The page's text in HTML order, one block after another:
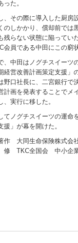
った。
、その際に導入した厨房
のしかかり、償却前では
残らない状態に陥ってい
会員である中田にこの窮
、中田はノグチスイーツ
経営改善計画策定支援」
野口社長に、二宮銀行で
計画を発表することでメ
、実行に移した。
てノグチスイーツの運命
援」が幕を開けた。
作 大同生命保険株式会
全国会 中小企業